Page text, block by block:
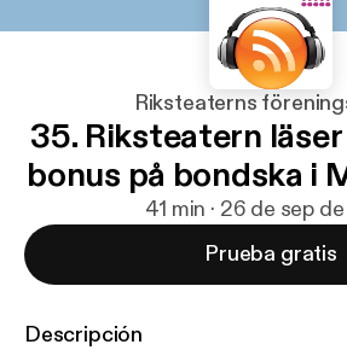
Riksteaterns
35. Riksteatern
bonus på bondska i
41 min · 26 de sep
Prueba gratis
Descripción